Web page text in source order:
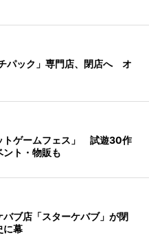
パック」専門店、閉店へ オ
トゲームフェス」 試遊30作
ント・物販も
ブ店「スターケバブ」が閉
に幕